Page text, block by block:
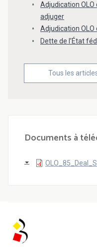
Adjudication
adjuger
Adjudication OLO
Dette de l’État
Tous les
Documents à